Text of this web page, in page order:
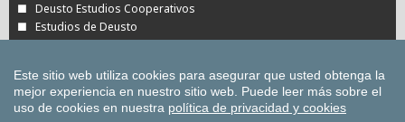
Deusto Estudios Cooperativos
Estudios de Deusto
Revista Deusto de Derechos Humanos
Todas las Revistas Científicas de Deusto en
OJS
Todas las publicaciones de la Universidad de
Este sitio web utiliza cookies para asegurar que usted obtenga la
mejor experiencia en nuestro sitio web. Puede leer más sobre el
uso de cookies en nuestra política de privacidad y cookies